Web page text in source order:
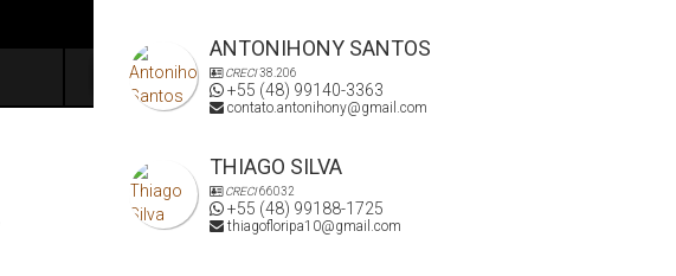
ANTONIHONY SANTOS
CRECI38.206
+55 (48) 99140-3363
contato.antonihony@gmail.com
THIAGO SILVA
CRECI66032
+55 (48) 99188-1725
thiagofloripa10@gmail.com